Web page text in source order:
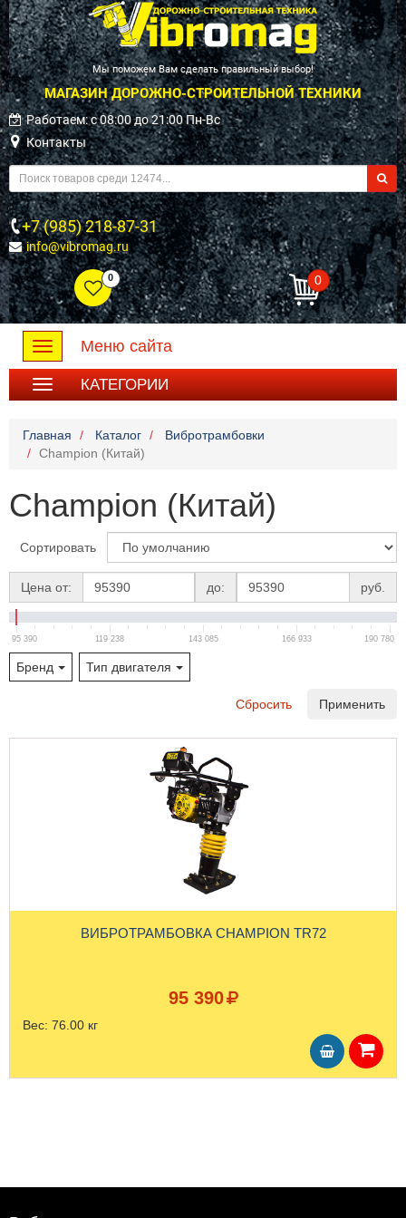
Мы поможем Вам сделать правильный выбор!
МАГАЗИН ДОРОЖНО-СТРОИТЕЛЬНОЙ ТЕХНИКИ
Работаем: c 08:00 до 21:00 Пн-Вс
Контакты
+7 (985) 218-87-31
info@vibromag.ru
0 0
Toggle
navigation
Меню сайта
КАТЕГОРИИ
Главная Каталог
Вибротрамбовки
Champion (Китай)
Champion (Китай)
Сортировать
Цена от: до: руб.
95 390 119 238 143 085 166 933 190 780
Бренд Тип двигателя
Сбросить Применить
ВИБРОТРАМБОВКА CHAMPION TR72
95 390
Вес: 76.00 кг